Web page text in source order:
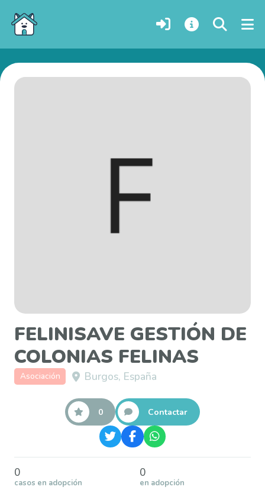
FELINISAVE GESTIÓN DE
COLONIAS FELINAS
Asociación Burgos, España
0 Contactar
0
casos en adopción
0
en adopción